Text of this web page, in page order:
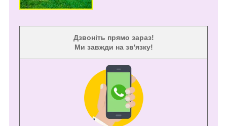
Дзвоніть прямо зараз!
Ми завжди на зв'язку!